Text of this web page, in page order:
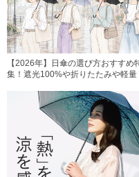
【2026年】日傘の選び方おすすめ
集！遮光100%や折りたたみや軽量